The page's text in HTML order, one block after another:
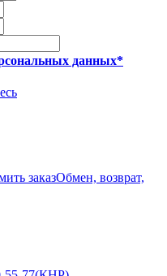
данных*
заказОбмен, возврат,